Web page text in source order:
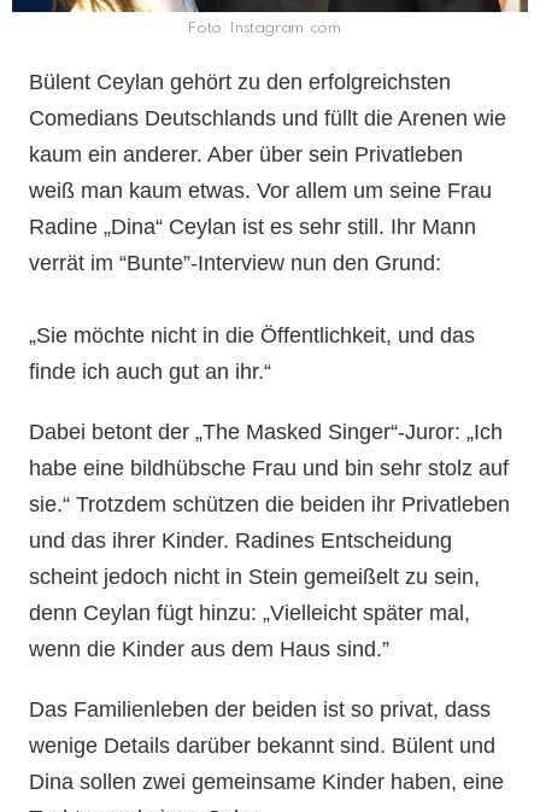
Foto: Instagram.com
Bülent Ceylan gehört zu den erfolgreichsten
Comedians Deutschlands und füllt die Arenen wie
kaum ein anderer. Aber über sein Privatleben
weiß man kaum etwas. Vor allem um seine Frau
Radine „Dina“ Ceylan ist es sehr still. Ihr Mann
verrät im “Bunte”-Interview nun den Grund:
„Sie möchte nicht in die Öffentlichkeit, und das
finde ich auch gut an ihr.“
Dabei betont der „The Masked Singer“-Juror: „Ich
habe eine bildhübsche Frau und bin sehr stolz auf
sie.“ Trotzdem schützen die beiden ihr Privatleben
und das ihrer Kinder. Radines Entscheidung
scheint jedoch nicht in Stein gemeißelt zu sein,
denn Ceylan fügt hinzu: „Vielleicht später mal,
wenn die Kinder aus dem Haus sind.”
Das Familienleben der beiden ist so privat, dass
wenige Details darüber bekannt sind. Bülent und
Dina sollen zwei gemeinsame Kinder haben, eine